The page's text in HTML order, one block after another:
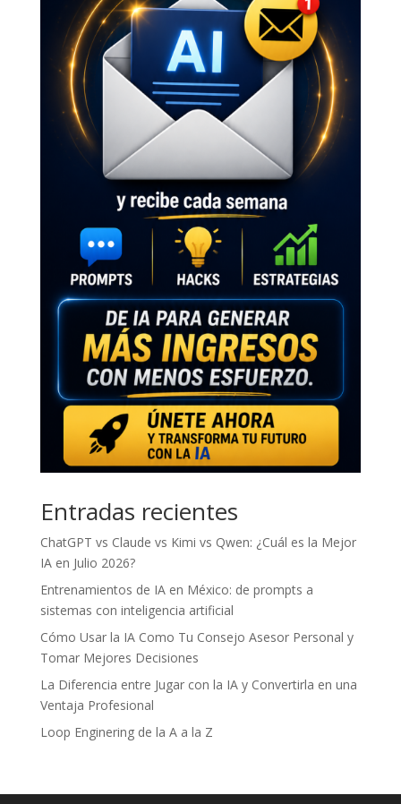
Entradas recientes
ChatGPT vs Claude vs Kimi vs Qwen: ¿Cuál es la Mejor
IA en Julio 2026?
Entrenamientos de IA en México: de prompts a
sistemas con inteligencia artificial
Cómo Usar la IA Como Tu Consejo Asesor Personal y
Tomar Mejores Decisiones
La Diferencia entre Jugar con la IA y Convertirla en una
Ventaja Profesional
Loop Enginering de la A a la Z